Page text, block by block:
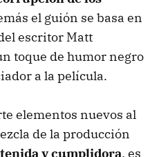
el guión se basa en
escritor Matt
toque de humor negro
a la película.
elementos nuevos al
de la producción
y cumplidora, es